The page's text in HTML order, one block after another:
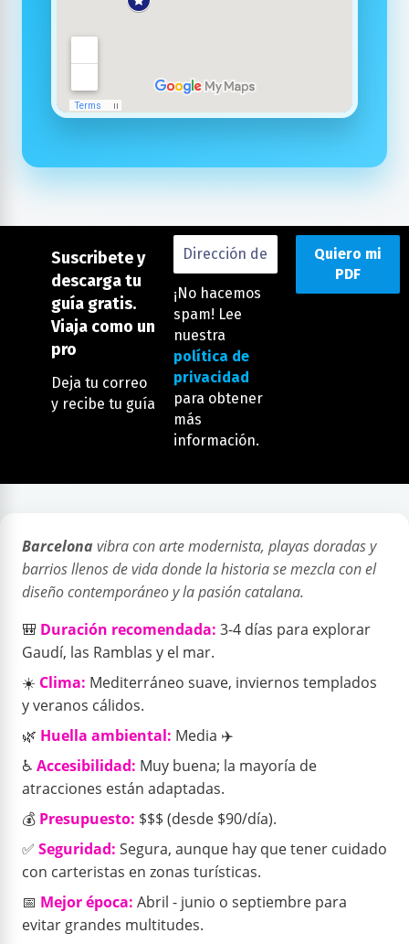
Suscribete y
descarga tu
guía gratis.
Viaja como un
pro
Deja tu correo
y recibe tu guía
¡No hacemos
spam! Lee
nuestra
política de
privacidad
para obtener
más
información.
Barcelona vibra con arte modernista, playas doradas y
barrios llenos de vida donde la historia se mezcla con el
diseño contemporáneo y la pasión catalana.
🎒 Duración recomendada: 3-4 días para explorar
Gaudí, las Ramblas y el mar.
☀️ Clima: Mediterráneo suave, inviernos templados
y veranos cálidos.
🌿 Huella ambiental: Media ✈️
♿ Accesibilidad: Muy buena; la mayoría de
atracciones están adaptadas.
💰 Presupuesto: $$$ (desde $90/día).
✅ Seguridad: Segura, aunque hay que tener cuidado
con carteristas en zonas turísticas.
📅 Mejor época: Abril - junio o septiembre para
evitar grandes multitudes.